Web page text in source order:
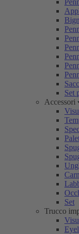
Set
Accessori
Set
Trucco